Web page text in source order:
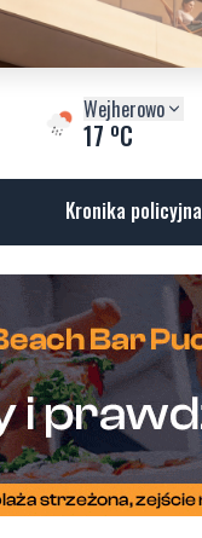
Wejherowo
17 oC
Kronika policyjna